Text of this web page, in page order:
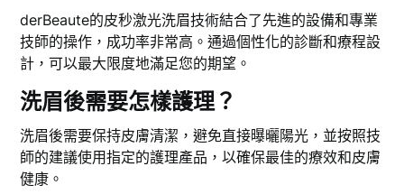
derBeaute的皮秒激光洗眉技術結合了先進的設備和專業
技師的操作，成功率非常高。通過個性化的診斷和療程設
計，可以最大限度地滿足您的期望。
洗眉後需要怎樣護理？
洗眉後需要保持皮膚清潔，避免直接曝曬陽光，並按照技
師的建議使用指定的護理產品，以確保最佳的療效和皮膚
健康。